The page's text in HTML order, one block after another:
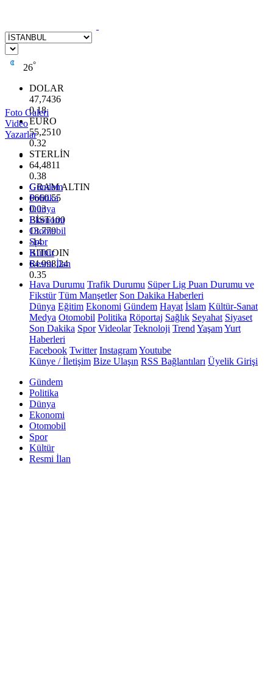
26°
DOLAR
47,7436
0.18
EURO
55,2510
0.32
STERLİN
64,4811
0.38
GRAM ALTIN
6660.55
0.03
BİST100
13.779
-14
BITCOIN
64.998,24
0.35
Foto Galeri
Video
Yazarlar
Gündem
Politika
Dünya
Ekonomi
Otomobil
Spor
Kültür
Resmi İlan
Hava Durumu Trafik Durumu Süper Lig Puan Durumu ve
Fikstür Tüm Manşetler Son Dakika Haberleri
Dünya Eğitim Ekonomi Gündem Hayat İslam Kültür-Sanat
Medya Otomobil Politika Röportaj Sağlık Seyahat Siyaset
Son Dakika Spor Videolar Teknoloji Trend YaşamYurt
Haberleri
Facebook Twitter InstagramYoutube
Künye / İletişim Bize Ulaşın RSS Bağlantıları Üyelik Girişi
Gündem
Politika
Dünya
Ekonomi
Otomobil
Spor
Kültür
Resmi İlan